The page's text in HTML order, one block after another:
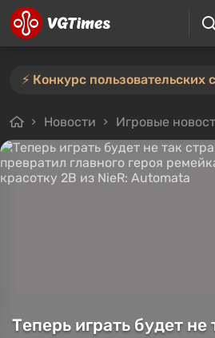
Новости Игровые
Теперь играть будет